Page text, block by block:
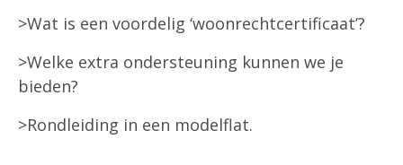
>Wat is een voordelig ‘woonrechtcertificaat’?
>Welke extra ondersteuning kunnen we je
bieden?
>Rondleiding in een modelflat.